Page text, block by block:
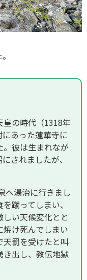
の時代（1318年
あった蓮華寺に
彼は生まれなが
されましたが、
へ湯治に行きまし
蹴ってしまい、
い天候変化とと
け死んでしまい
天罰を受けたと叫
き出し、教伝地獄